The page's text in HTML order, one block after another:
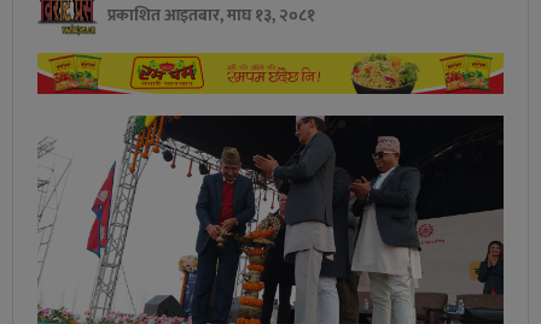
प्रकाशित आइतबार, माघ १३, २०८१